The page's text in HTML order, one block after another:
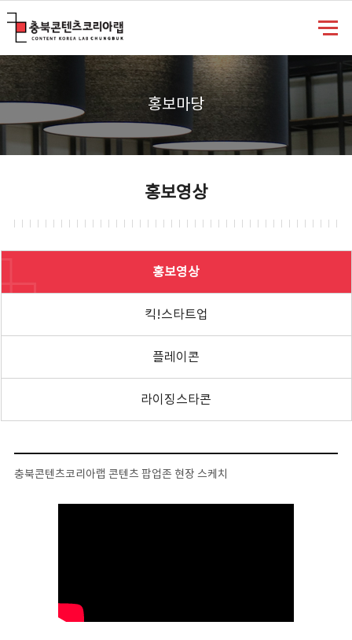
홍보마당
홍보영상
홍보영상
킥!스타트업
플레이콘
라이징스타콘
충북콘텐츠코리아랩 콘텐츠 팝업존 현장 스케치